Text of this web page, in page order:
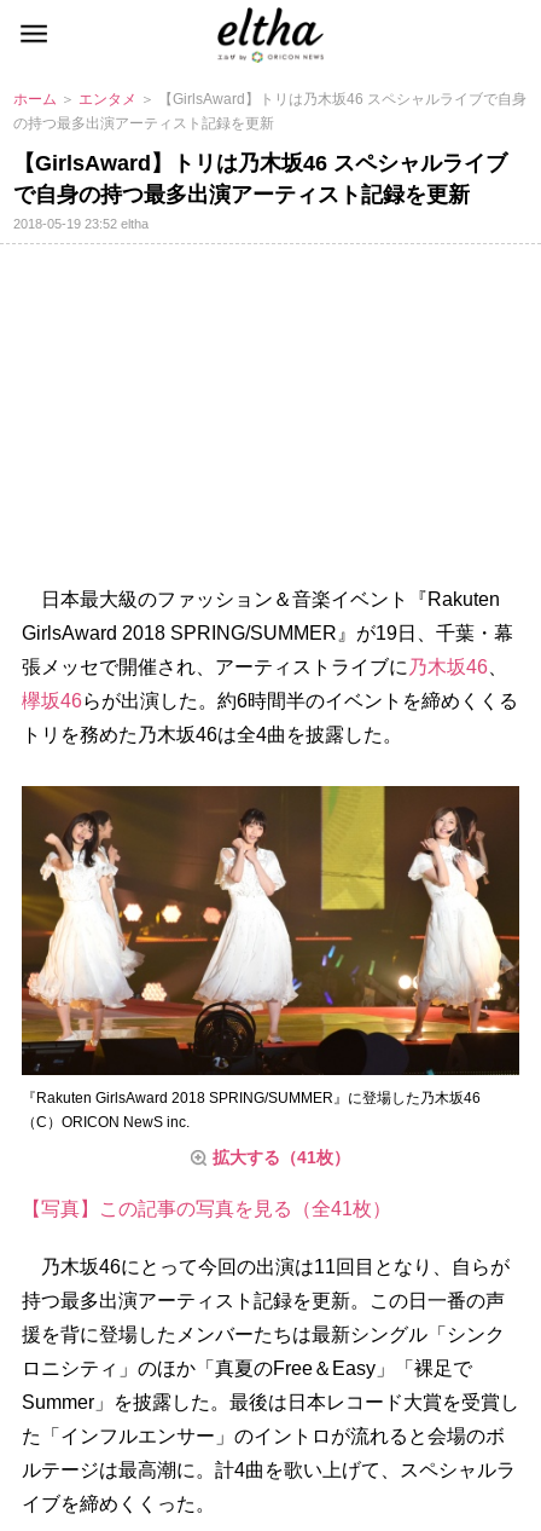
ホーム ＞ エンタメ ＞ 【GirlsAward】トリは乃木坂46 スペシャルライブで自身
の持つ最多出演アーティスト記録を更新
【GirlsAward】トリは乃木坂46 スペシャルライブ
で自身の持つ最多出演アーティスト記録を更新
2018-05-19 23:52eltha
日本最大級のファッション＆音楽イベント『Rakuten
GirlsAward 2018 SPRING/SUMMER』が19日、千葉・幕
張メッセで開催され、アーティストライブに 乃木坂46、
欅坂46らが出演した。約6時間半のイベントを締めくくる
トリを務めた乃木坂46は全4曲を披露した。
『Rakuten GirlsAward 2018 SPRING/SUMMER』に登場した乃木坂46
（C）ORICON NewS inc.
拡大する（41枚）
【写真】この記事の写真を見る（全41枚）
乃木坂46にとって今回の出演は11回目となり、自らが
持つ最多出演アーティスト記録を更新。この日一番の声
援を背に登場したメンバーたちは最新シングル「シンク
ロニシティ」のほか「真夏のFree＆Easy」「裸足で
Summer」を披露した。最後は日本レコード大賞を受賞し
た「インフルエンサー」のイントロが流れると会場のボ
ルテージは最高潮に。計4曲を歌い上げて、スペシャルラ
イブを締めくくった。